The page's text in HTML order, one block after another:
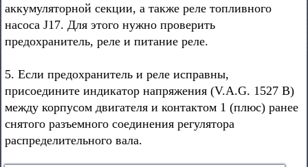
аккумуляторной секции, а также реле топливного
насоса J17. Для этого нужно проверить
предохранитель, реле и питание реле.
5. Если предохранитель и реле исправны,
присоедините индикатор напряжения (V.A.G. 1527 В)
между корпусом двигателя и контактом 1 (плюс) ранее
снятого разъемного соединения регулятора
распределительного вала.